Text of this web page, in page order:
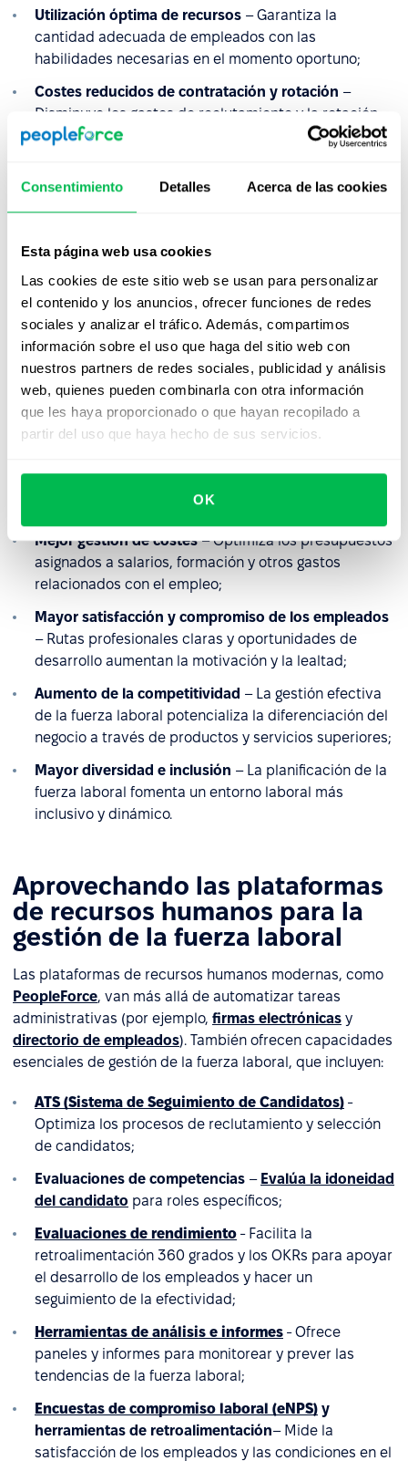
Consentimiento Detalles Acerca de las cookies
Esta página web usa cookies
Las cookies de este sitio web se usan para personalizar
el contenido y los anuncios, ofrecer funciones de redes
sociales y analizar el tráfico. Además, compartimos
información sobre el uso que haga del sitio web con
nuestros partners de redes sociales, publicidad y análisis
web, quienes pueden combinarla con otra información
que les haya proporcionado o que hayan recopilado a
partir del uso que haya hecho de sus servicios.
OK
Utilización óptima de recursos – Garantiza la
cantidad adecuada de empleados con las
habilidades necesarias en el momento oportuno;
Costes reducidos de contratación y rotación –
Disminuye los gastos de reclutamiento y la rotación
de empleados mediante la mejora de la estabilidad
Productividad y eficiencia mejoradas– Alinea a los
empleados con roles adecuados, impulsando el
respuestas más rápidas a los avances tecnológicos,
tendencias de la industria y demandas de los
clientes;
Prevención de escasez de mano de obra– Reduce el
riesgo de brechas laborales en operaciones
comerciales esenciales mediante la garantía de un
suministro constante de trabajadores calificados;
en línea con los objetivos estratégicos;
Mejor gestión de costes– Optimiza los presupuestos
asignados a salarios, formación y otros gastos
relacionados con el empleo;
Mayor satisfacción y compromiso de los empleados
– Rutas profesionales claras y oportunidades de
desarrollo aumentan la motivación y la lealtad;
Aumento de la competitividad – La gestión efectiva
de la fuerza laboral potencializa la diferenciación del
negocio a través de productos y servicios superiores;
Mayor diversidad e inclusión – La planificación de la
fuerza laboral fomenta un entorno laboral más
inclusivo y dinámico.
Aprovechando las plataformas
de recursos humanos para la
gestión de la fuerza laboral
Las plataformas de recursos humanos modernas, como
PeopleForce, van más allá de automatizar tareas
administrativas (por ejemplo, firmas electrónicas y
directorio de empleados). También ofrecen capacidades
esenciales de gestión de la fuerza laboral, que incluyen:
ATS (Sistema de Seguimiento de Candidatos) -
Optimiza los procesos de reclutamiento y selección
de candidatos;
Evaluaciones de competencias – Evalúa la idoneidad
del candidato para roles específicos;
Evaluaciones de rendimiento - Facilita la
retroalimentación 360 grados y los OKRs para apoyar
el desarrollo de los empleados y hacer un
seguimiento de la efectividad;
Herramientas de análisis e informes - Ofrece
paneles y informes para monitorear y prever las
tendencias de la fuerza laboral;
Encuestas de compromiso laboral (eNPS) y
herramientas de retroalimentación– Mide la
satisfacción de los empleados y las condiciones en el